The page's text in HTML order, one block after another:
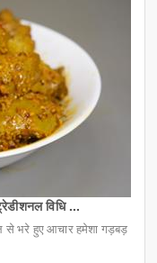
विधि ...
भरे हुए आचार हमेशा गड़बड़